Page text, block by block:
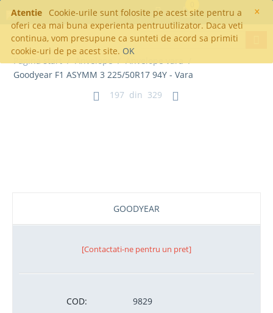
×
Atentie
Cookie-urile sunt folosite pe acest site pentru a
oferi cea mai buna experienta pentruutilizator. Daca veti
continua, vom presupune ca sunteti de acord sa primiti
cookie-uri de pe acest site. OK
Goodyear F1 ASYMM 3 225/50R17 94Y - Vara
197 din 329
GOODYEAR
[Contactati-ne pentru un pret]
COD:
9829